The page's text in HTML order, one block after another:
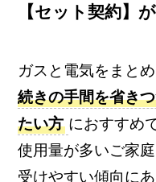
【セット契約】
ガスと電気をまと
続きの手間を省き
たい方 におすすめ
使用量が多いご家
受けやすい傾向にあ